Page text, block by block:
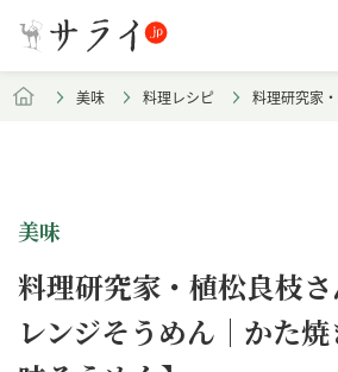
美味 料理レシピ 料理研究家
美味
料理研究家・植松良枝
レンジそうめん｜かた